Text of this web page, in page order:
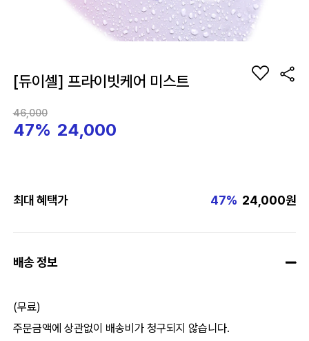
[듀이셀] 프라이빗케어 미스트
46,000
47% 24,000
최대 혜택가 47% 24,000원
배송 정보
(무료)
주문금액에 상관없이 배송비가 청구되지 않습니다.